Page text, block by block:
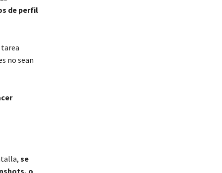
de perfil
no sean
se
o